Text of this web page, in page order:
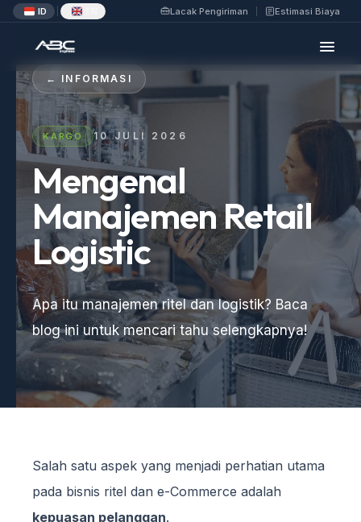
ID Lacak Pengiriman Estimasi Biaya
← INFORMASI
KARGO 10 JULI 2026
Mengenal
Manajemen Retail
Logistic
Apa itu manajemen ritel dan logistik? Baca
blog ini untuk mencari tahu selengkapnya!
Salah satu aspek yang menjadi perhatian utama
pada bisnis ritel dan e-Commerce adalah
kepuasan pelanggan.